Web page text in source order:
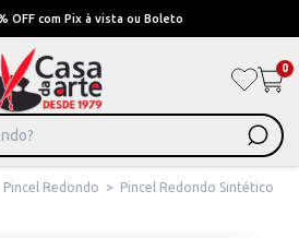
6x sem juros ou ate 12x com juros
0
Pincel Redondo >
Pincel Redondo Sintético